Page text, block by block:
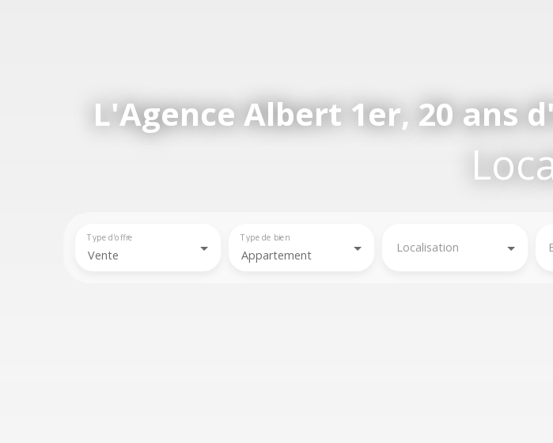
L'Agence Albert 1er, 20 ans
Vente
Type d'offre
Appartement
Type de bien
Localisation